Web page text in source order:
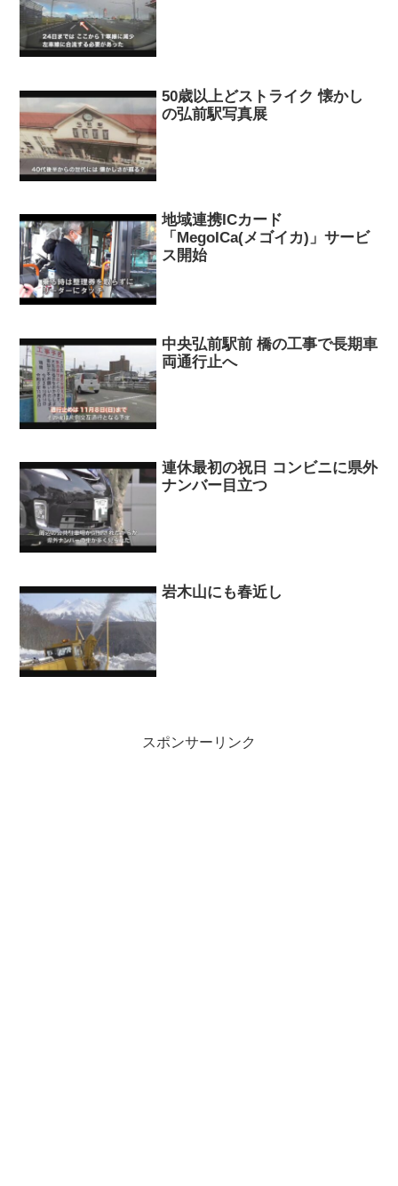
50歳以上どストライク 懐かし
の弘前駅写真展
地域連携ICカード
「MegoICa(メゴイカ)」サービ
ス開始
中央弘前駅前 橋の工事で長期車
両通行止へ
連休最初の祝日 コンビニに県外
ナンバー目立つ
岩木山にも春近し
スポンサーリンク